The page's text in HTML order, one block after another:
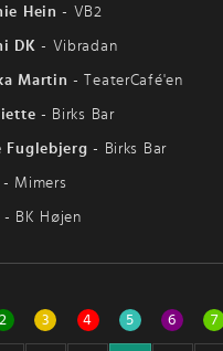
Hein - VB2
DK - Vibradan
Martin -TeaterCafé'en
- Birks Bar
Fuglebjerg - Birks Bar
- Mimers
- BK Højen
2 3 4 5 6 7